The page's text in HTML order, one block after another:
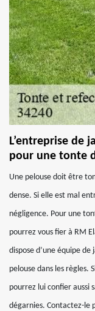
L’entreprise de
pour une tonte
Une pelouse doit être
dense. Si elle est mal
négligence. Pour une
pourrez vous fier à RM
dispose d’une équipe
pelouse dans les règles.
pourrez lui confier aussi
dégarnies. Contactez-le